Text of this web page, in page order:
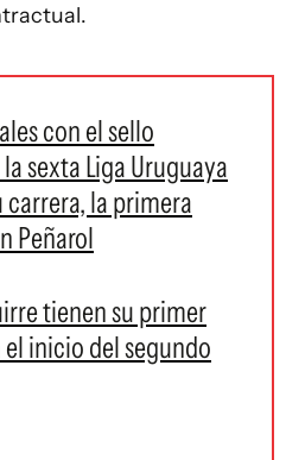
con el sello
sexta Liga Uruguaya
carrera, la primera
Peñarol
tienen su primer
inicio del segundo